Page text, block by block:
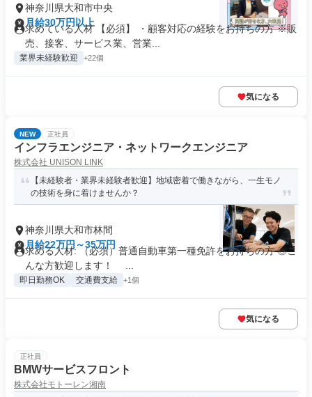
神奈川県大和市中央
月給30万円以上
求めている人材 【必須】 ・顧客対応の経験をお持ちの方 ※販
売、接客、サービス業、営業...
業界未経験歓迎 +22個
気になる
NEW 正社員
インフラエンジニア・ネットワークエンジニア
株式会社 UNISON LINK
【未経験者・業界未経験者歓迎】地域密着で働きながら、一生モノ
の技術を身に着けませんか？
神奈川県大和市林間
月給22万円～35万円
求める人材: （必須）普通自動車第一種免許をお持ちの方 ◎こ
んな方歓迎します！ ...
即日勤務OK 交通費支給 +1個
気になる
正社員
BMWサービスフロント
株式会社モトーレン湘南